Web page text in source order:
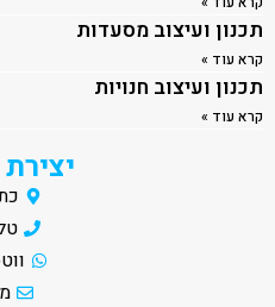
תכנון ועיצוב מסעדות
קרא עוד »
תכנון ועיצוב חנויות
קרא עוד »